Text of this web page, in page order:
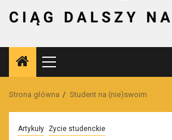
Menu
główne
Strona główna Student na (nie)swoim
Artykuły Życie studenckie